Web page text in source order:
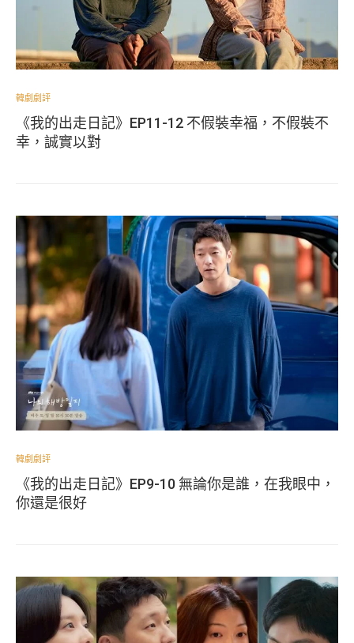
韓劇劇評
《我的出走日記》EP11-12 不假裝幸福，不假裝不
幸，誠實以對
韓劇劇評
《我的出走日記》EP9-10 無論你是誰，在我眼中，
你還是很好